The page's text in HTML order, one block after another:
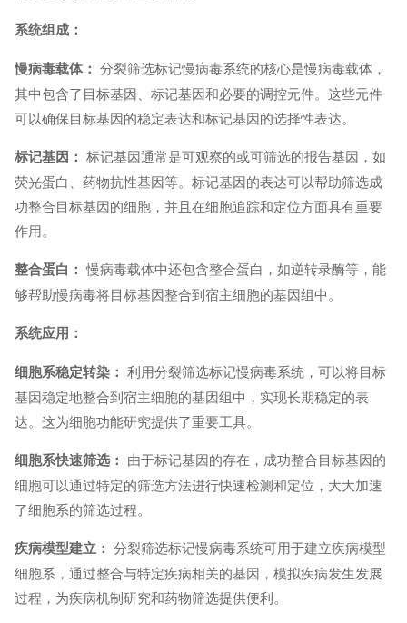
系统组成：
慢病毒载体：
分裂筛选标记慢病毒系统的核心是慢病毒载体，
其中包含了目标基因、标记基因和必要的调控元件。这些元件
可以确保目标基因的稳定表达和标记基因的选择性表达。
标记基因：
标记基因通常是可观察的或可筛选的报告基因，如
荧光蛋白、药物抗性基因等。标记基因的表达可以帮助筛选成
功整合目标基因的细胞，并且在细胞追踪和定位方面具有重要
作用。
整合蛋白： 慢病毒载体中还包含整合蛋白，如逆转录酶等，能
够帮助慢病毒将目标基因整合到宿主细胞的基因组中。
系统应用：
细胞系稳定转染：
利用分裂筛选标记慢病毒系统，可以将目标
基因稳定地整合到宿主细胞的基因组中，实现长期稳定的表
达。这为细胞功能研究提供了重要工具。
细胞系快速筛选：
由于标记基因的存在，成功整合目标基因的
细胞可以通过特定的筛选方法进行快速检测和定位，大大加速
了细胞系的筛选过程。
疾病模型建立：
分裂筛选标记慢病毒系统可用于建立疾病模型
细胞系，通过整合与特定疾病相关的基因，模拟疾病发生发展
过程，为疾病机制研究和药物筛选提供便利。